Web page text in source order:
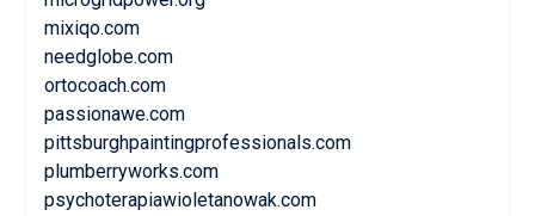
mixiqo.com
needglobe.com
ortocoach.com
passionawe.com
pittsburghpaintingprofessionals.com
plumberryworks.com
psychoterapiawioletanowak.com